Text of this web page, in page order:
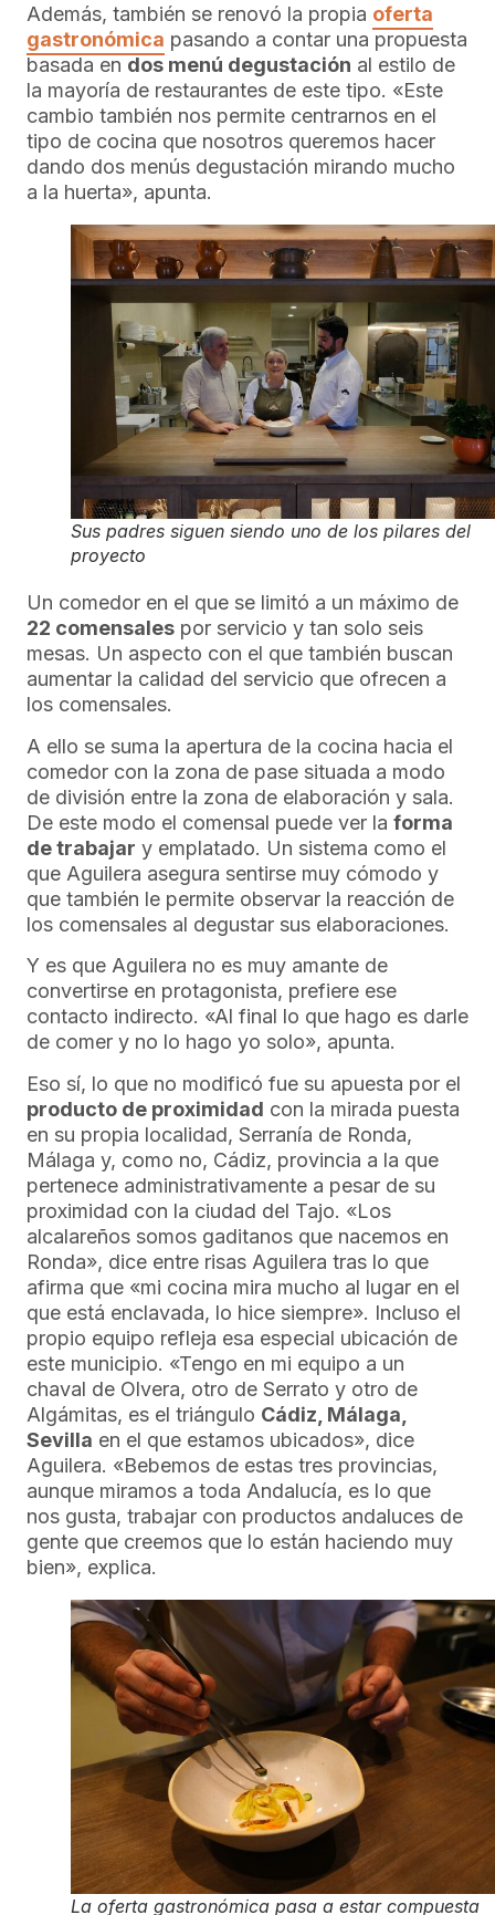
Además, también se renovó la propia oferta
gastronómica pasando a contar una propuesta
basada en dos menú degustación al estilo de
la mayoría de restaurantes de este tipo. «Este
cambio también nos permite centrarnos en el
tipo de cocina que nosotros queremos hacer
dando dos menús degustación mirando mucho
a la huerta», apunta.
Sus padres siguen siendo uno de los pilares del
proyecto
Un comedor en el que se limitó a un máximo de
22 comensales por servicio y tan solo seis
mesas. Un aspecto con el que también buscan
aumentar la calidad del servicio que ofrecen a
los comensales.
A ello se suma la apertura de la cocina hacia el
comedor con la zona de pase situada a modo
de división entre la zona de elaboración y sala.
De este modo el comensal puede ver la forma
de trabajar y emplatado. Un sistema como el
que Aguilera asegura sentirse muy cómodo y
que también le permite observar la reacción de
los comensales al degustar sus elaboraciones.
Y es que Aguilera no es muy amante de
convertirse en protagonista, prefiere ese
contacto indirecto. «Al final lo que hago es darle
de comer y no lo hago yo solo», apunta.
Eso sí, lo que no modificó fue su apuesta por el
producto de proximidad con la mirada puesta
en su propia localidad, Serranía de Ronda,
Málaga y, como no, Cádiz, provincia a la que
pertenece administrativamente a pesar de su
proximidad con la ciudad del Tajo. «Los
alcalareños somos gaditanos que nacemos en
Ronda», dice entre risas Aguilera tras lo que
afirma que «mi cocina mira mucho al lugar en el
que está enclavada, lo hice siempre». Incluso el
propio equipo refleja esa especial ubicación de
este municipio. «Tengo en mi equipo a un
chaval de Olvera, otro de Serrato y otro de
Algámitas, es el triángulo Cádiz, Málaga,
Sevilla en el que estamos ubicados», dice
Aguilera. «Bebemos de estas tres provincias,
aunque miramos a toda Andalucía, es lo que
nos gusta, trabajar con productos andaluces de
gente que creemos que lo están haciendo muy
bien», explica.
La oferta gastronómica pasa a estar compuesta